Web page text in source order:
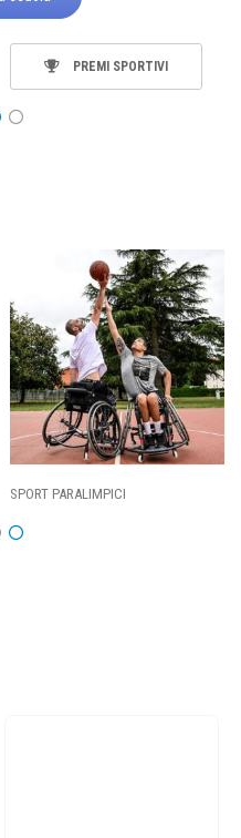
PREMI SPORTIVI
CALCIO